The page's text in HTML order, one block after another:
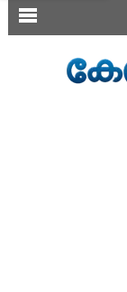
SECTIONS